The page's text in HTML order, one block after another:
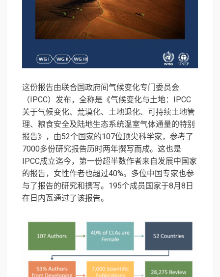
这份报告由联合国政府间气候变化专门委员会
（IPCC）发布，全称是《气候变化与土地：IPCC
关于气候变化、荒漠化、土地退化、可持续土地管
理、粮食安全及陆地生态系统温室气体通量的特别
报告》，由52个国家的107位顶尖科学家，参考了
7000多份研究报告历时两年撰写而成。这也是
IPCC成立迄今，第一份超半数作者来自发展中国家
的报告，女性作者也超过40%。多位中国专家也参
与了报告的研究和撰写。195个成员国家于8月8日
在日内瓦通过了该报告。